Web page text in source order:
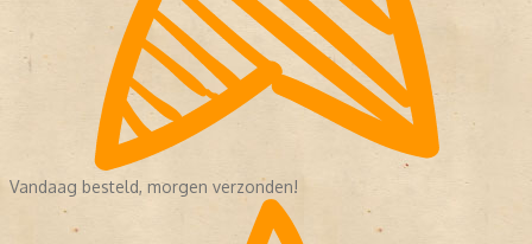
Vandaag besteld, morgen verzonden!